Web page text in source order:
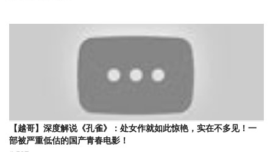
【越哥】深度解说《孔雀》：处女作就如此惊艳，实在不多见！一
部被严重低估的国产青春电影！